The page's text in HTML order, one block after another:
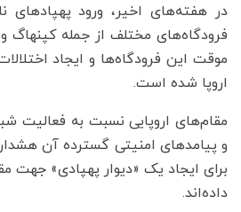
در هفته‌های اخیر، ورود
فرودگاه‌های مختلف از جمله
موقت این فرودگاه‌ها و ایجاد
اروپا شده است.
مقام‌های اروپایی نسبت به فعالیت
و پیامدهای امنیتی گسترده آن
برای ایجاد یک «دیوار پهپادی» جهت
داده‌اند.